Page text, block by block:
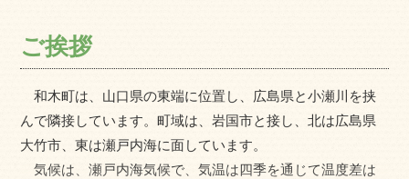
ご挨拶
和木町は、山口県の東端に位置し、広島県と小瀬川を挟
んで隣接しています。町域は、岩国市と接し、北は広島県
大竹市、東は瀬戸内海に面しています。
気候は、瀬戸内海気候で、気温は四季を通じて温度差は